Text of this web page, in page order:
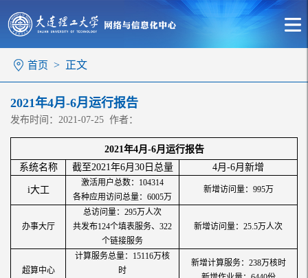
首页 > 正文
2021年4月-6月运行报告
发布时间：2021-07-25 作者：
2021年4月-6月运行报告
系统名称
截至2021年6月30日总量 4月-6月新增
i大工
激活用户总数：104314
各种应用访问总量：6005万
新增访问量：995万
办事大厅
总访问量：295万人次
共发布124个填表服务、322
个链接服务
新增访问量：25.5万人次
超算中心
计算服务总量：15116万核
时
新增计算服务：238万核时